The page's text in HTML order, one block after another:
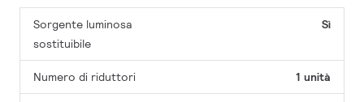
Sorgente luminosa
sostituibile
Sì
Numero di riduttori 1 unità